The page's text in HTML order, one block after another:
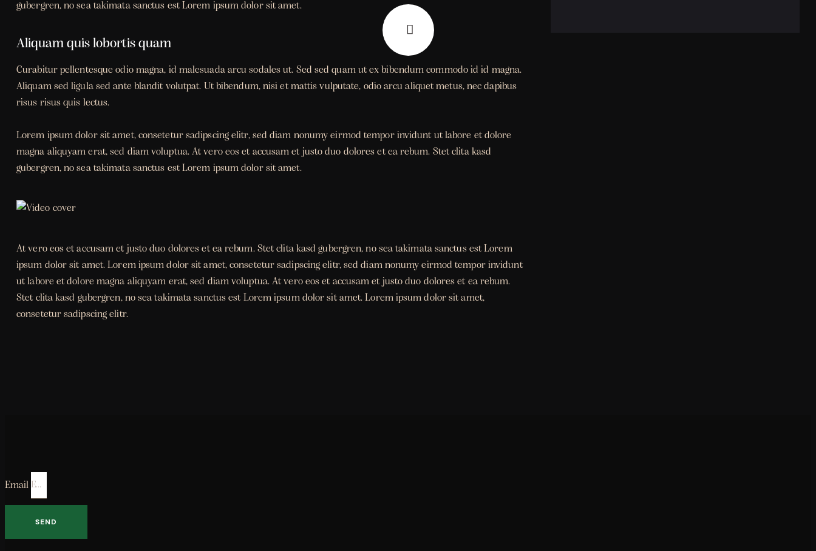
gubergren, no sea takimata sanctus est Lorem ipsum dolor sit amet.
Aliquam quis lobortis quam
Curabitur pellentesque odio magna, id malesuada arcu sodales ut. Sed sed quam ut ex bibendum commodo id id magna.
Aliquam sed ligula sed ante blandit volutpat. Ut bibendum, nisi et mattis vulputate, odio arcu aliquet metus, nec dapibus
risus risus quis lectus.
Lorem ipsum dolor sit amet, consetetur sadipscing elitr, sed diam nonumy eirmod tempor invidunt ut labore et dolore
magna aliquyam erat, sed diam voluptua. At vero eos et accusam et justo duo dolores et ea rebum. Stet clita kasd
gubergren, no sea takimata sanctus est Lorem ipsum dolor sit amet.
At vero eos et accusam et justo duo dolores et ea rebum. Stet clita kasd gubergren, no sea takimata sanctus est Lorem
ipsum dolor sit amet. Lorem ipsum dolor sit amet, consetetur sadipscing elitr, sed diam nonumy eirmod tempor invidunt
ut labore et dolore magna aliquyam erat, sed diam voluptua. At vero eos et accusam et justo duo dolores et ea rebum.
Stet clita kasd gubergren, no sea takimata sanctus est Lorem ipsum dolor sit amet. Lorem ipsum dolor sit amet,
consetetur sadipscing elitr.
Email
SEND